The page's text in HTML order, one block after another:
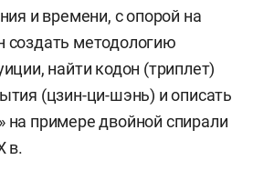
и времени, с опорой на
создать методологию
найти кодон (триплет)
(цзин-ци-шэнь) и описать
на примере двойной спирали
в.